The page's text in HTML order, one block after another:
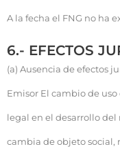
A la fecha el FNG no ha
6.- EFECTOS
(a) Ausencia de efectos
Emisor El cambio de
legal en el desarrollo del
cambia de objeto social,